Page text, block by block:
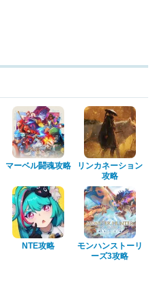
マーベル闘魂攻略
リンカネーション
攻略
NTE攻略
モンハンストーリ
ーズ3攻略